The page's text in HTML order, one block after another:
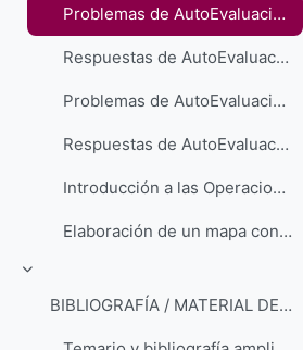
Problemas de AutoEvaluación sobre Reactores Químicos (Cinética)
Respuestas de AutoEvaluación sobre Reactores Químicos (Cinética)
Problemas de AutoEvaluación sobre Reactores Químicos (Modelos)
Respuestas de AutoEvaluación sobre Reactores Químicos (Modelos)
Introducción a las Operaciones Básicas
Elaboración de un mapa conceptual
Colapsar
BIBLIOGRAFÍA / MATERIAL DE CONSULTA